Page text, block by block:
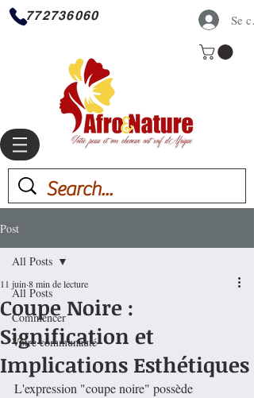
Se
772736060
Post
All Posts
Commencer
Votre communauté
All Posts
Coupe Noire :
Signification et
Implications Esthétiques
11 juin 8 min de lecture
L'expression "coupe noire" possède